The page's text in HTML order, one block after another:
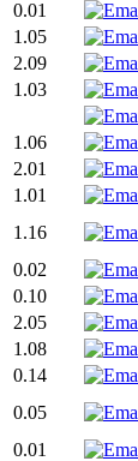
0.01
1.05
2.09
1.03
1.06
2.01
1.01
1.16
0.02
0.10
2.05
1.08
0.14
0.05
0.01